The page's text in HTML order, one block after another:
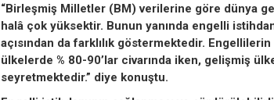
“Birleşmiş Milletler (BM) verilerine göre dünya
halâ çok yüksektir. Bunun yanında engelli
açısından da farklılık göstermektedir.
ülkelerde % 80-90’lar civarında iken, gelişmiş
seyretmektedir.” diye konuştu.